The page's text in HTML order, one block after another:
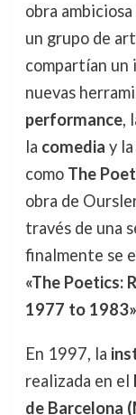
obra
un grupo de
compartían un
nuevas
performance,
la comedia y la
como The
obra de
través de una
finalmente se
«The Poetics:
1977 to 1983»
En 1997, la
realizada en el
de Barcelona